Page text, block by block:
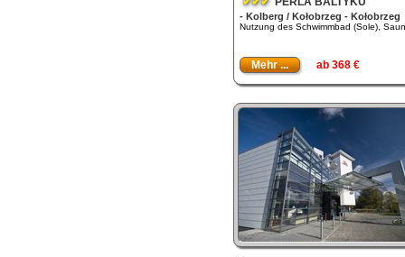
- Kolberg / Kołobrzeg - Kołobrzeg
Nutzung des Schwimmbad (Sole),
Mehr ... ab 368 €